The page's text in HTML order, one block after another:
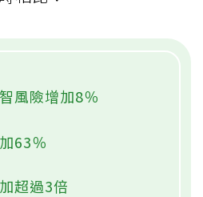
風險增加8％
63％
超過3倍